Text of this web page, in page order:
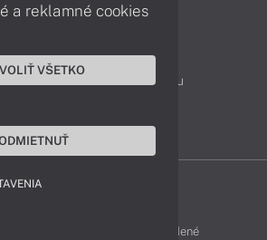
Kontakty
771
Obchodné oddelenie
Reklamácia tovaru
© 2011 - 2026 Všetky práva vyhradené
a reklamné cookies
VŠETKO